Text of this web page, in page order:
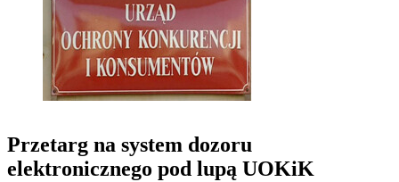
Przetarg na system dozoru
elektronicznego pod lupą UOKiK